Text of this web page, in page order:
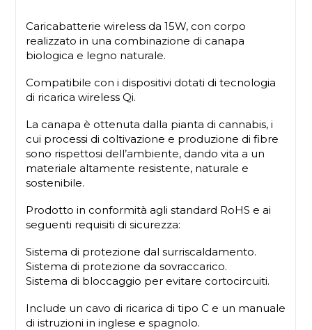
Caricabatterie wireless da 15W, con corpo
realizzato in una combinazione di canapa
biologica e legno naturale.
Compatibile con i dispositivi dotati di tecnologia
di ricarica wireless Qi.
La canapa è ottenuta dalla pianta di cannabis, i
cui processi di coltivazione e produzione di fibre
sono rispettosi dell’ambiente, dando vita a un
materiale altamente resistente, naturale e
sostenibile.
Prodotto in conformità agli standard RoHS e ai
seguenti requisiti di sicurezza:
Sistema di protezione dal surriscaldamento.
Sistema di protezione da sovraccarico.
Sistema di bloccaggio per evitare cortocircuiti.
Include un cavo di ricarica di tipo C e un manuale
di istruzioni in inglese e spagnolo.